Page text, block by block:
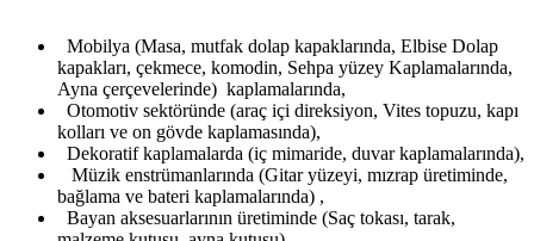
Mobilya (Masa, mutfak dolap kapaklarında, Elbise Dolap
kapakları, çekmece, komodin, Sehpa yüzey Kaplamalarında,
Ayna çerçevelerinde) kaplamalarında,
Otomotiv sektöründe (araç içi direksiyon, Vites topuzu, kapı
kolları ve on gövde kaplamasında),
Dekoratif kaplamalarda (iç mimaride, duvar kaplamalarında),
Müzik enstrümanlarında (Gitar yüzeyi, mızrap üretiminde,
bağlama ve bateri kaplamalarında) ,
Bayan aksesuarlarının üretiminde (Saç tokası, tarak,